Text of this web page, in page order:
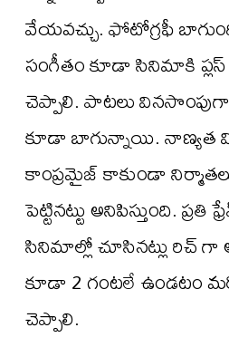
వేయ‌వ‌చ్చు. ఫోటోగ్ర‌ఫీ
సంగీతం కూడా సినిమాకి
చెప్పాలి. పాటలు
కూడా బాగున్నాయి. నాణ్య‌త
కాంప్ర‌మైజ్ కాకుండా
పెట్టిన‌ట్టు అనిపిస్తుంది.
సినిమాల్లో చూసినట్లు రిచ్ గా
కూడా 2 గంటలే ఉండటం
చెప్పాలి.